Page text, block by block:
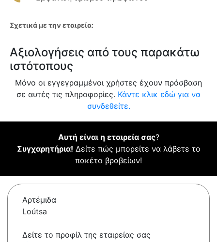
Σχετικά με την εταιρεία:
Αξιολογήσεις από τους παρακάτω
ιστότοπους
Μόνο οι εγγεγραμμένοι χρήστες έχουν πρόσβαση
σε αυτές τις πληροφορίες. Κάντε κλικ εδώ για να
συνδεθείτε.
Αυτή είναι η εταιρεία σας?
Συγχαρητήρια! Δείτε πώς μπορείτε να λάβετε το
πακέτο βραβείων!
Αρτέμιδα
Loútsa
Δείτε το προφίλ της εταιρείας σας